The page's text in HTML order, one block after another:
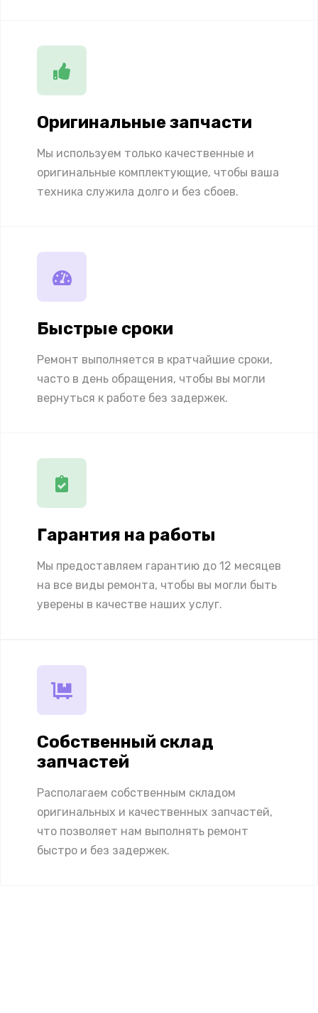
Оригинальные запчасти
Мы используем только качественные и
оригинальные комплектующие, чтобы ваша
техника служила долго и без сбоев.
Быстрые сроки
Ремонт выполняется в кратчайшие сроки,
часто в день обращения, чтобы вы могли
вернуться к работе без задержек.
Гарантия на работы
Мы предоставляем гарантию до 12 месяцев
на все виды ремонта, чтобы вы могли быть
уверены в качестве наших услуг.
Собственный склад
запчастей
Располагаем собственным складом
оригинальных и качественных запчастей,
что позволяет нам выполнять ремонт
быстро и без задержек.